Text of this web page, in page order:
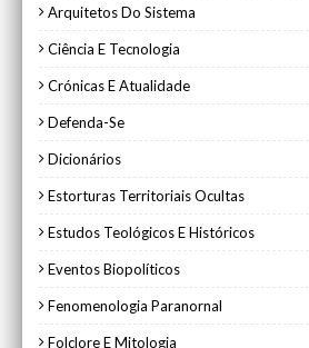
Arquitetos Do Sistema
Ciência E Tecnologia
Crónicas E Atualidade
Defenda-Se
Dicionários
Estorturas Territoriais Ocultas
Estudos Teológicos E Históricos
Eventos Biopolíticos
Fenomenologia Paranornal
Folclore E Mitologia